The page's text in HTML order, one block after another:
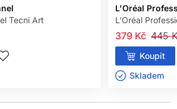
Tecni Art
L'Oréal
L'Oréal
445
379 Kč
Koupit
Skladem ㅤ